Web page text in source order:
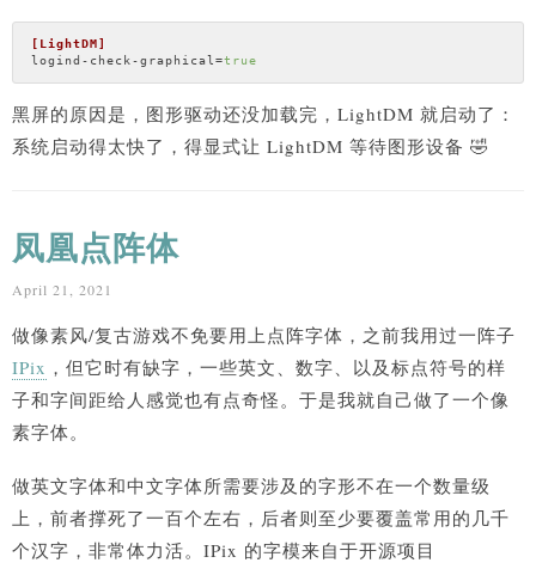
[LightDM]
logind-check-graphical =true
黑屏的原因是，图形驱动还没加载完，LightDM 就启动了：
系统启动得太快了，得显式让 LightDM 等待图形设备 🤣
凤凰点阵体
April 21, 2021
做像素风/复古游戏不免要用上点阵字体，之前我用过一阵子
IPix ，但它时有缺字，一些英文、数字、以及标点符号的样
子和字间距给人感觉也有点奇怪。于是我就自己做了一个像
素字体。
做英文字体和中文字体所需要涉及的字形不在一个数量级
上，前者撑死了一百个左右，后者则至少要覆盖常用的几千
个汉字，非常体力活。IPix 的字模来自于开源项目